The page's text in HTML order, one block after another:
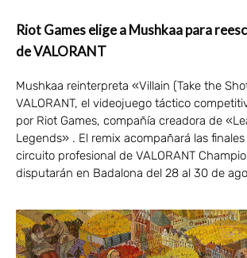
Riot Games elige a Mushkaa para
de VALORANT
Mushkaa reinterpreta «Villain (Take the
VALORANT, el videojuego táctico
por Riot Games, compañía creadora de
Legends» . El remix acompañará las
circuito profesional de VALORANT
disputarán en Badalona del 28 al 30 de